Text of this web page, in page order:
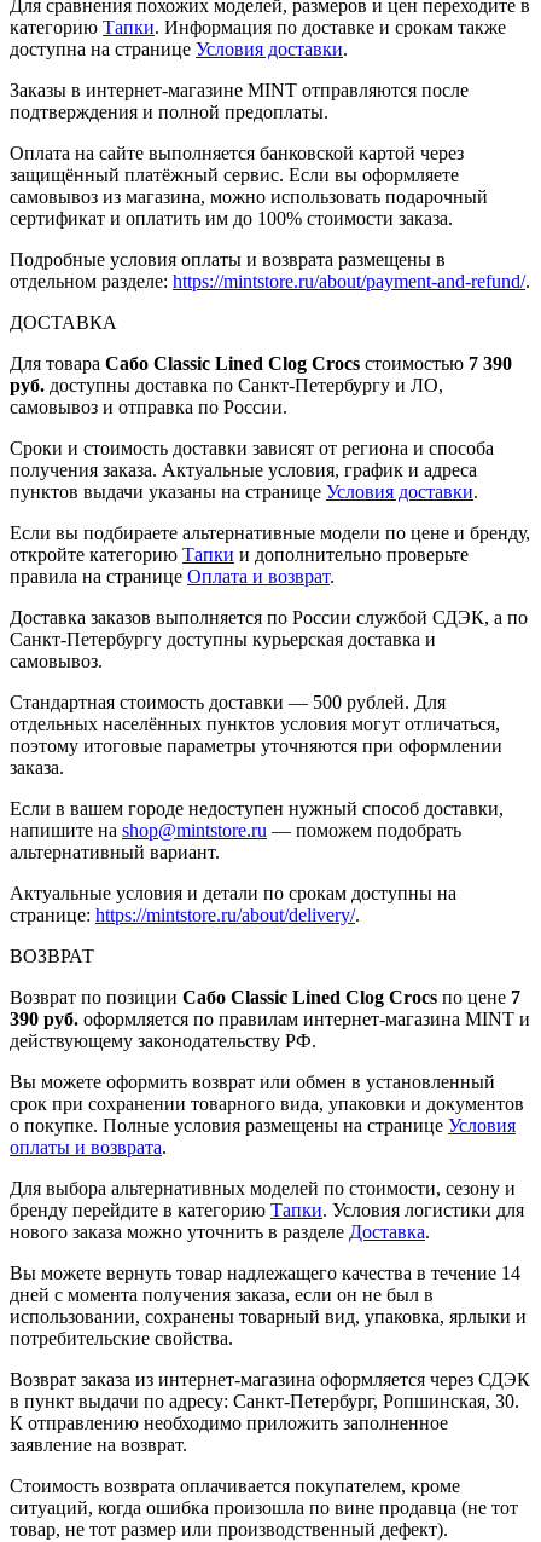
Для сравнения похожих моделей, размеров и цен переходите в
категорию Тапки. Информация по доставке и срокам также
доступна на странице Условия доставки.
Заказы в интернет-магазине MINT отправляются после
подтверждения и полной предоплаты.
Оплата на сайте выполняется банковской картой через
защищённый платёжный сервис. Если вы оформляете
самовывоз из магазина, можно использовать подарочный
сертификат и оплатить им до 100% стоимости заказа.
Подробные условия оплаты и возврата размещены в
отдельном разделе: https://mintstore.ru/about/payment-and-refund/.
ДОСТАВКА
Для товара Сабо Classic Lined Clog Crocs стоимостью 7 390
руб. доступны доставка по Санкт-Петербургу и ЛО,
самовывоз и отправка по России.
Сроки и стоимость доставки зависят от региона и способа
получения заказа. Актуальные условия, график и адреса
пунктов выдачи указаны на странице Условия доставки.
Если вы подбираете альтернативные модели по цене и бренду,
откройте категорию Тапки и дополнительно проверьте
правила на странице Оплата и возврат.
Доставка заказов выполняется по России службой СДЭК, а по
Санкт-Петербургу доступны курьерская доставка и
самовывоз.
Стандартная стоимость доставки — 500 рублей. Для
отдельных населённых пунктов условия могут отличаться,
поэтому итоговые параметры уточняются при оформлении
заказа.
Если в вашем городе недоступен нужный способ доставки,
напишите на shop@mintstore.ru — поможем подобрать
альтернативный вариант.
Актуальные условия и детали по срокам доступны на
странице: https://mintstore.ru/about/delivery/.
ВОЗВРАТ
Возврат по позиции Сабо Classic Lined Clog Crocs по цене 7
390 руб. оформляется по правилам интернет-магазина MINT и
действующему законодательству РФ.
Вы можете оформить возврат или обмен в установленный
срок при сохранении товарного вида, упаковки и документов
о покупке. Полные условия размещены на странице Условия
оплаты и возврата.
Для выбора альтернативных моделей по стоимости, сезону и
бренду перейдите в категорию Тапки. Условия логистики для
нового заказа можно уточнить в разделе Доставка.
Вы можете вернуть товар надлежащего качества в течение 14
дней с момента получения заказа, если он не был в
использовании, сохранены товарный вид, упаковка, ярлыки и
потребительские свойства.
Возврат заказа из интернет-магазина оформляется через СДЭК
в пункт выдачи по адресу: Санкт-Петербург, Ропшинская, 30.
К отправлению необходимо приложить заполненное
заявление на возврат.
Стоимость возврата оплачивается покупателем, кроме
ситуаций, когда ошибка произошла по вине продавца (не тот
товар, не тот размер или производственный дефект).